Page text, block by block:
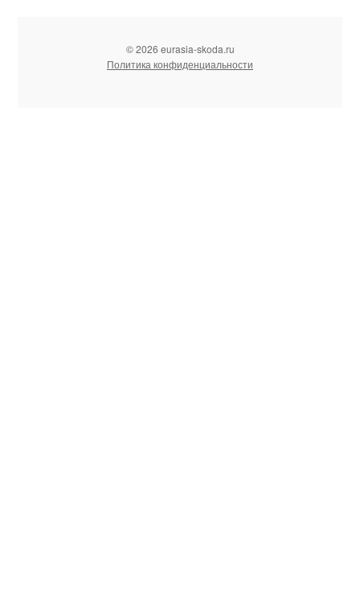
© 2026 eurasia-skoda.ru
Политика конфиденциальности